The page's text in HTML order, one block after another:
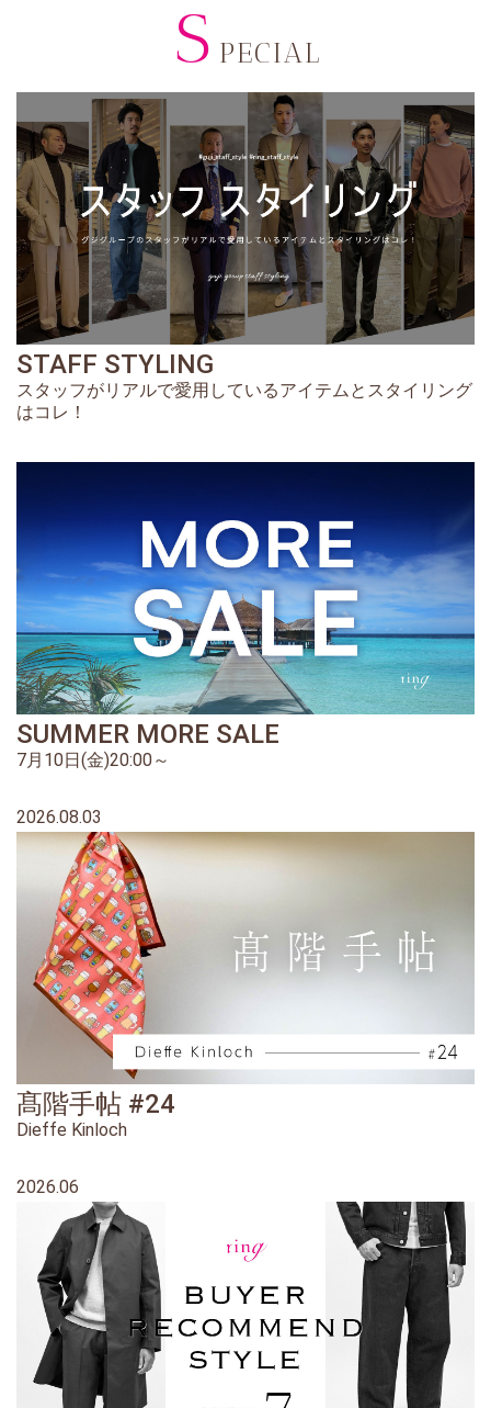
S PECIAL
STAFF STYLING
スタッフがリアルで愛用しているアイテムとスタイリング
はコレ！
SUMMER MORE SALE
7月10日(金)20:00～
2026.08.03
髙階手帖 #24
Dieffe Kinloch
2026.06